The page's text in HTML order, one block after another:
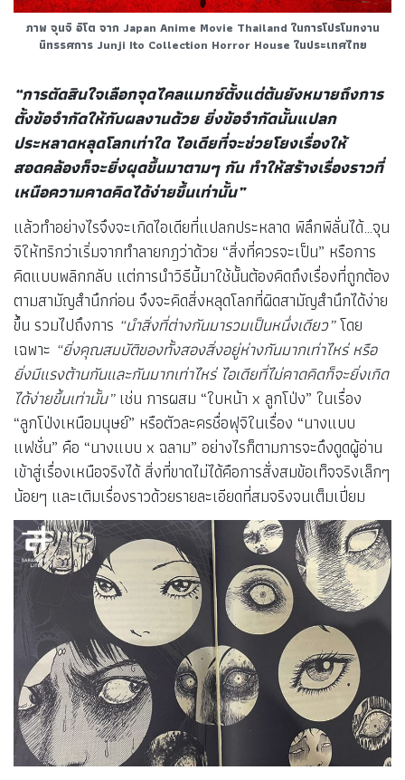
ภาพ จุนจิ อิโต จาก Japan Anime Movie Thailand ในการโปรโมทงาน
นิทรรศการ Junji Ito Collection Horror House ในประเทศไทย
“การตัดสินใจเลือกจุดไคลแมกซ์ตั้งแต่ต้นยังหมายถึงการ
ตั้งข้อจำกัดให้กับผลงานด้วย ยิ่งข้อจำกัดนั้นแปลก
ประหลาดหลุดโลกเท่าใด ไอเดียที่จะช่วยโยงเรื่องให้
สอดคล้องก็จะยิ่งผุดขึ้นมาตามๆ กัน ทำให้สร้างเรื่องราวที่
เหนือความคาดคิดได้ง่ายขึ้นเท่านั้น”
แล้วทำอย่างไรจึงจะเกิดไอเดียที่แปลกประหลาด พิลึกพิลั่นได้…จุน
จิให้ทริกว่าเริ่มจากทำลายกฎว่าด้วย “สิ่งที่ควรจะเป็น” หรือการ
คิดแบบพลิกกลับ แต่การนำวิธีนี้มาใช้นั้นต้องคิดถึงเรื่องที่ถูกต้อง
ตามสามัญสำนึกก่อน จึงจะคิดสิ่งหลุดโลกที่ผิดสามัญสำนึกได้ง่าย
ขึ้น รวมไปถึงการ “นำสิ่งที่ต่างกันมารวมเป็นหนึ่งเดียว”โดย
เฉพาะ “ยิ่งคุณสมบัติของทั้งสองสิ่งอยู่ห่างกันมากเท่าไหร่ หรือ
ยิ่งมีแรงต้านกันและกันมากเท่าไหร่ ไอเดียที่ไม่คาดคิดก็จะยิ่งเกิด
ได้ง่ายขึ้นเท่านั้น”เช่น การผสม “ใบหน้า x ลูกโป่ง” ในเรื่อง
“ลูกโป่งเหนือมนุษย์” หรือตัวละครชื่อฟุจิในเรื่อง “นางแบบ
แฟชั่น” คือ “นางแบบ x ฉลาม” อย่างไรก็ตามการจะดึงดูดผู้อ่าน
เข้าสู่เรื่องเหนือจริงได้ สิ่งที่ขาดไม่ได้คือการสั่งสมข้อเท็จจริงเล็กๆ
น้อยๆ และเติมเรื่องราวด้วยรายละเอียดที่สมจริงจนเต็มเปี่ยม